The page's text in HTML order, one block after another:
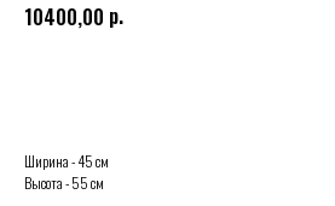
10400,00 р.
Ширина - 45 см
Высота - 55 см